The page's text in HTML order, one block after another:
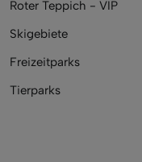
Roter Teppich - VIP
Skigebiete
Freizeitparks
Tierparks